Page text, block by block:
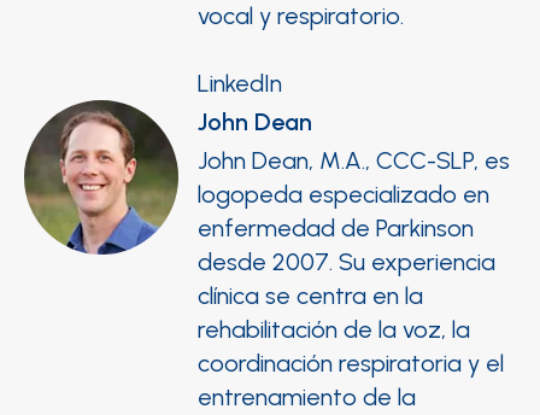
vocal y respiratorio.
LinkedIn
John Dean
John Dean, M.A., CCC-SLP, es
logopeda especializado en
enfermedad de Parkinson
desde 2007. Su experiencia
clínica se centra en la
rehabilitación de la voz, la
coordinación respiratoria y el
entrenamiento de la